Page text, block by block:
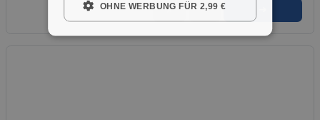
★ ➦
OHNE WERBUNG FÜR 2,99 €